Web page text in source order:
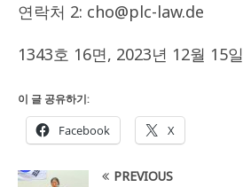
연락처 2: cho@plc-law.de
1343호 16면, 2023년 12월 15일
이 글 공유하기:
Facebook X
PREVIOUS